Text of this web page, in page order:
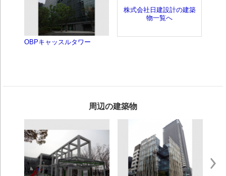
OBPキャッスルタワー
株式会社日建設計の建築
物一覧へ
周辺の建築物